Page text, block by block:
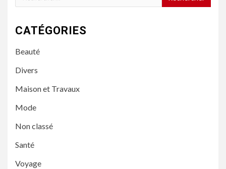
CATÉGORIES
Beauté
Divers
Maison et Travaux
Mode
Non classé
Santé
Voyage